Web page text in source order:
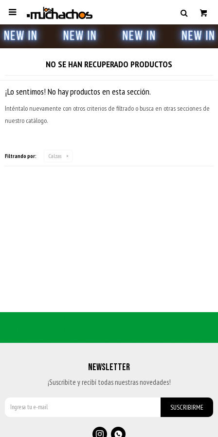

NO SE HAN RECUPERADO PRODUCTOS
¡Lo sentimos! No hay productos en esta sección.
Inténtalo nuevamente con otros criterios de filtrado o busca en otras secciones de
nuestro catálogo.
Filtrando por: Calzas
NEWSLETTER
¡Suscribite y recibí todas nuestras novedades!
SUSCRIBIRME
 